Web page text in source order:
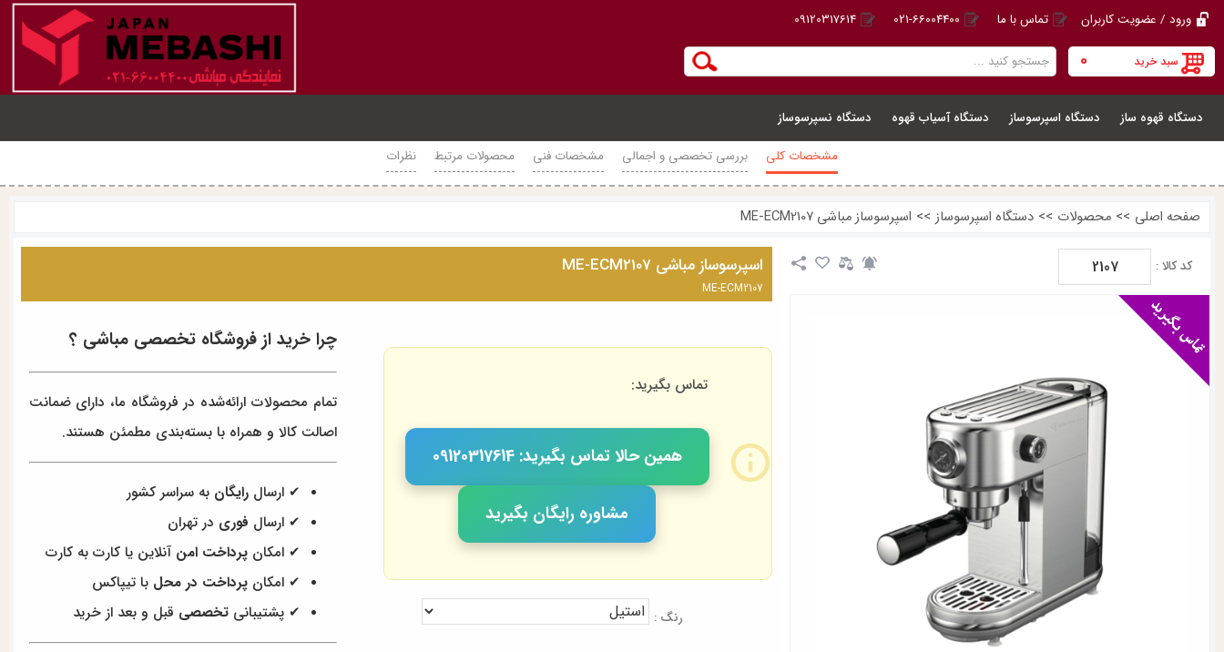
ورود / عضویت کاربران تماس با ما 021-66004400
09120317614
سبد خرید 0
دستگاه قهوه ساز دستگاه اسپرسوساز دستگاه آسیاب قهوه
دستگاه نسپرسوساز
مشخصات کلی
بررسی تخصصی و اجمالی مشخصات فنی محصولات مرتبط نظرات
صفحه اصلی >> محصولات >> دستگاه اسپرسوساز >> اسپرسوساز مباشی ME-ECM2107
کد کالا : 2107 اسپرسوساز مباشی ME-ECM2107
ME-ECM2107
تماس بگیرید:
همین حالا تماس بگیرید: 09120317614
مشاوره رایگان بگیرید
رنگ :
چرا خرید از فروشگاه تخصصی مباشی ؟
تمام محصولات ارائه‌شده در فروشگاه ما، دارای ضمانت
اصالت کالا و همراه با بسته‌بندی مطمئن هستند.
✔ ارسالرایگان به سراسر کشور
✔ ارسال فوری در تهران
✔ امکانپرداخت امن آنلاین یا کارت به کارت
✔ امکانپرداخت در محل با تیپاکس
✔ پشتیبانیتخصصی قبل و بعد از خرید